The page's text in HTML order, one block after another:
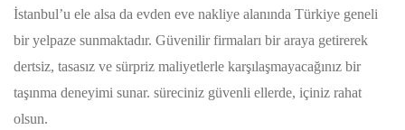
İstanbul’u ele alsa da evden eve nakliye alanında Türkiye geneli
bir yelpaze sunmaktadır. Güvenilir firmaları bir araya getirerek
dertsiz, tasasız ve sürpriz maliyetlerle karşılaşmayacağınız bir
taşınma deneyimi sunar. süreciniz güvenli ellerde, içiniz rahat
olsun.